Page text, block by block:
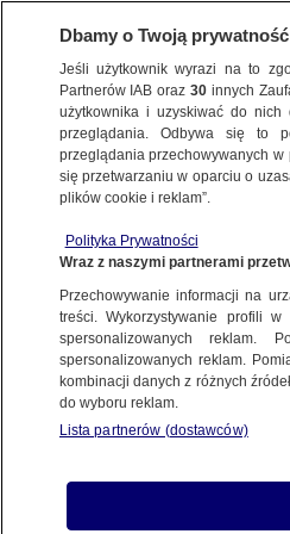
WARSZAWA
ULICE
18.05.2023, 14:39
Udostępnij
Dbamy o Twoją prywatność
Jeśli użytkownik wyrazi na to
Partnerów IAB oraz30 innych
użytkownika i uzyskiwać do nich
przeglądania. Odbywa się to
przeglądania przechowywanych
się przetwarzaniu w oparciu o
plików cookie i reklam”.
Polityka Prywatności
Wraz z naszymi partnerami
Przechowywanie informacji na
treści. Wykorzystywanie profili
spersonalizowanych reklam.
spersonalizowanych reklam.
kombinacji danych z różnych
do wyboru reklam.
Lista partnerów (dostawców)